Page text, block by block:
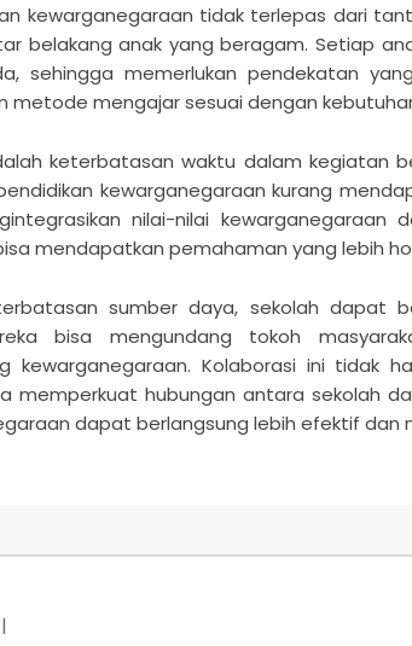
kewarganegaraan tidak terlepas dari
belakang anak yang beragam. Setiap
sehingga memerlukan pendekatan
metode mengajar sesuai dengan
keterbatasan waktu dalam kegiatan
kewarganegaraan kurang
nilai-nilai kewarganegaraan
mendapatkan pemahaman yang lebih
sumber daya, sekolah dapat
bisa mengundang tokoh
kewarganegaraan. Kolaborasi ini tidak
memperkuat hubungan antara sekolah
dapat berlangsung lebih efektif dan
|